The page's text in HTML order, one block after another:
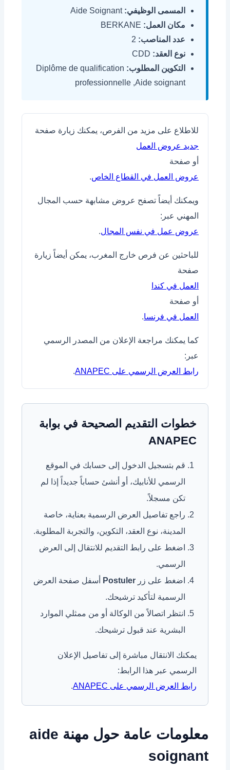
المسمى الوظيفي: Aide Soignant
مكان العمل:
عدد المناصب:
نوع العقد:
التكوين المطلوب: Diplôme de qualification
professionnelle ,Aide soignant
للاطلاع على مزيد من الفرص، يمكنك زيارة صفحة
جديد عروض العمل
أو صفحة
عروض العمل في القطاع الخاص.
ويمكنك أيضاً تصفح عروض مشابهة حسب المجال
المهني عبر:
عروض عمل في نفس المجال.
للباحثين عن فرص خارج المغرب، يمكن أيضاً زيارة
صفحة
العمل في كندا
أو صفحة
العمل في فرنسا.
كما يمكنك مراجعة الإعلان من المصدر الرسمي
عبر:
رابط العرض الرسمي على ANAPEC
.
خطوات التقديم الصحيحة في بوابة
ANAPEC
قم بتسجيل الدخول إلى حسابك في الموقع
الرسمي للأنابيك، أو أنشئ حساباً جديداً إذا لم
تكن مسجلاً.
راجع تفاصيل العرض الرسمية بعناية، خاصة
المدينة، نوع العقد، التكوين، والتجربة المطلوبة.
اضغط على رابط التقديم للانتقال إلى العرض
الرسمي.
اضغط على زر Postuler
أسفل صفحة العرض
الرسمية لتأكيد ترشيحك.
انتظر اتصالاً من الوكالة أو من ممثلي الموارد
البشرية عند قبول ترشيحك.
يمكنك الانتقال مباشرة إلى تفاصيل الإعلان
الرسمي عبر هذا الرابط:
رابط العرض الرسمي على ANAPEC
.
معلومات عامة حول مهنة aide
soignant